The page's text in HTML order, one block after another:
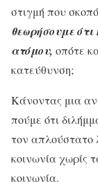
στιγμή που
θεωρήσουμε
ατόμου, οπότε
κατεύθυνση;
Κάνοντας μια
πούμε ότι
τον απλούστατο
κοινωνία χωρίς
κοινωνία.